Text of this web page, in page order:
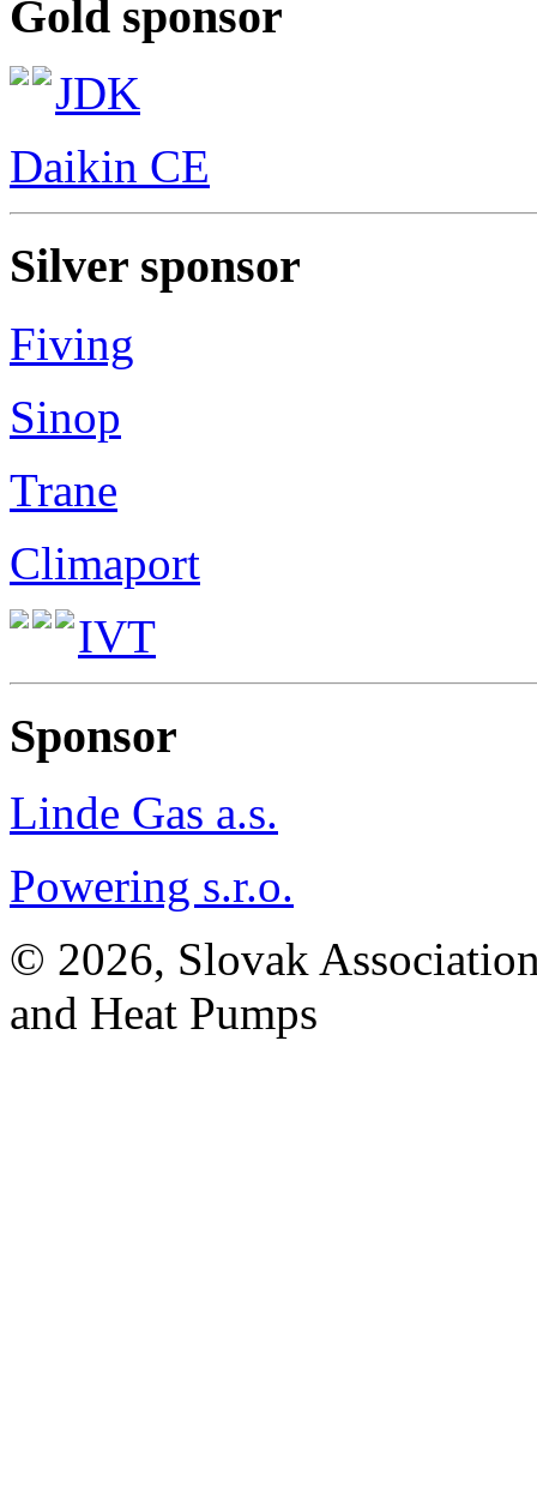
Gold sponsor
JDK
Daikin CE
Silver sponsor
Fiving
Sinop
Trane
Climaport
IVT
Sponsor
Linde Gas a.s.
Powering s.r.o.
© 2026, Slovak
and Heat Pumps